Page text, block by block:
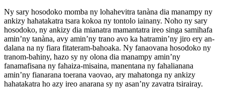
Ny sary hosodoko momba ny lohahevitra tanàna dia manampy ny
ankizy hahatakatra tsara kokoa ny tontolo iainany. Noho ny sary
hosodoko, ny ankizy dia mianatra mamantatra ireo singa samihafa
amin’ny tanàna, avy amin’ny trano avo ka hatramin’ny jiro ery an-
dalana na ny fiara fitateram-bahoaka. Ny fanaovana hosodoko ny
tranom-bahiny, hazo sy ny olona dia manampy amin’ny
fanamafisana ny fahaiza-misaina, manentana ny fahalianana
amin’ny fianarana toerana vaovao, ary mahatonga ny ankizy
hahatakatra ho azy ireo anarana sy ny asan’ny zavatra tsirairay.